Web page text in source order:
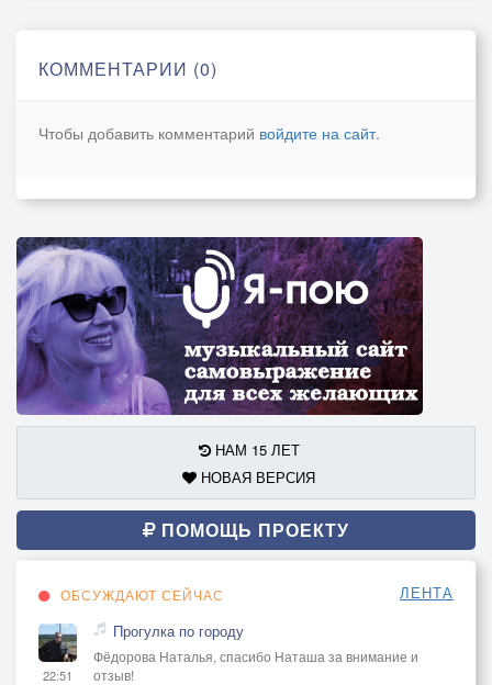
Только те, кто с тобою хотели дружить,
Ты их в душу к себе не пускай.
Сирота прозвали меня, сирота.
По подвалам шатаюсь,
Сирота, дорога одна у меня.
Крошка хлеба, щепоточка соли своя!
И долю свою не отдам никому никогда.
Сирота прозвали меня, сирота.
Жизнь свою я вам никогда не отдам.
По подвалам шатаюсь,
Но кушать не буду просить.
Сирота, дорога одна у меня.
Крошка хлеба, щепоточка соли своя!
КОММЕНТАРИИ (0)
Чтобы добавить комментарий войдите на сайт.
НАМ 15 ЛЕТ
НОВАЯ ВЕРСИЯ
ПОМОЩЬ ПРОЕКТУ
ОБСУЖДАЮТ СЕЙЧАС ЛЕНТА
22:51
Прогулка по городу
Фёдорова Наталья, спасибо Наташа за внимание и
отзыв!